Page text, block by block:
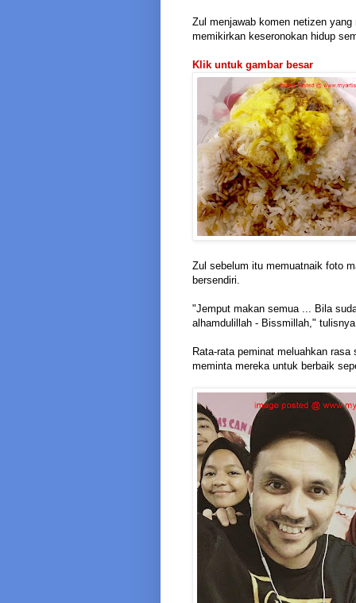
Zul menjawab komen netizen
memikirkan keseronokan hidup
Klik untuk gambar besar
Zul sebelum itu memuatnaik foto
bersendiri.
"Jemput makan semua ... Bila
alhamdulillah - Bissmillah,"
Rata-rata peminat meluahkan
meminta mereka untuk berbaik